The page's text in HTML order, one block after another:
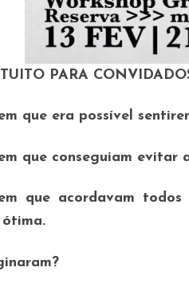
PARA
que era possível
que conseguiam evitar
que acordavam